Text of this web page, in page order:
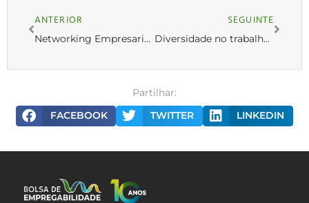
ANTERIOR
Networking Empresarial: 7 dicas para criar conexões valiosas
SEGUINTE
Diversidade no trabalho: porque é tão importante para as empresas
Partilhar:
FACEBOOK
TWITTER LINKEDIN